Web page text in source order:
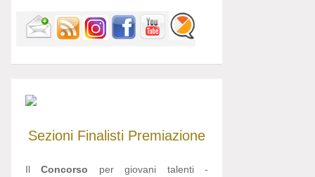
Sezioni Finalisti Premiazione
IlConcorso per giovani talenti -